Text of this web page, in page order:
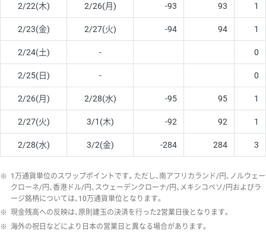
2/22(木) 2/26(月) -93 93 1
2/23(金) 2/27(火) -94 94 1
2/24(土) - 0
2/25(日) - 0
2/26(月) 2/28(水) -95 95 1
2/27(火) 3/1(木) -92 92 1
2/28(水) 3/2(金) -284 284 3
※ 1万通貨単位のスワップポイントです。ただし、南アフリカランド/円、ノルウェー
クローネ/円、香港ドル/円、スウェーデンクローナ/円、メキシコペソ/円およびラ
ージ銘柄については、10万通貨単位となります。
※ 現金残高への反映は、原則建玉の決済を行った2営業日後となります。
※ 海外の祝日などにより日本の営業日と異なる場合があります。